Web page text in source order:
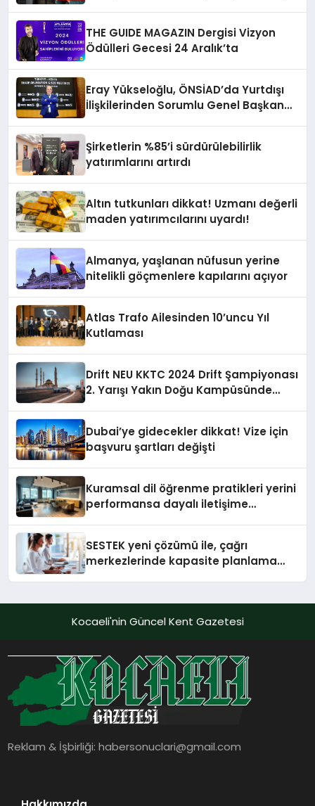
THE GUIDE MAGAZIN Dergisi Vizyon
Ödülleri Gecesi 24 Aralık’ta
Eray Yükseloğlu, ÖNSİAD’da Yurtdışı
İlişkilerinden Sorumlu Genel Başkan
Şirketlerin %85’i sürdürülebilirlik
yatırımlarını artırdı
Altın tutkunları dikkat! Uzmanı değerli
maden yatırımcılarını uyardı!
Almanya, yaşlanan nüfusun yerine
nitelikli göçmenlere kapılarını açıyor
Atlas Trafo Ailesinden 10’uncu Yıl
Kutlaması
Drift NEU KKTC 2024 Drift Şampiyonası
2. Yarışı Yakın Doğu Kampüsünde
Dubai’ye gidecekler dikkat! Vize için
başvuru şartları değişti
Kuramsal dil öğrenme pratikleri yerini
performansa dayalı iletişime
SESTEK yeni çözümü ile, çağrı
merkezlerinde kapasite planlama
Kocaeli'nin Güncel Kent Gazetesi
Reklam & İşbirliği:habersonuclari@gmail.com